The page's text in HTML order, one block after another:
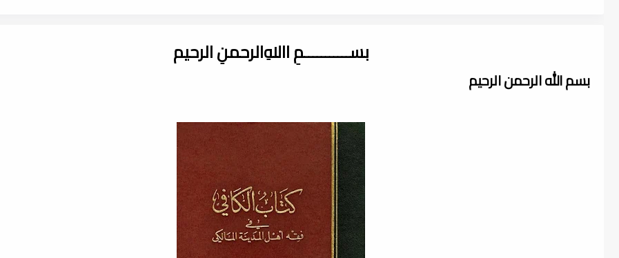
بســـــــــــمِ اﷲِالرحمنِ الرحيم
بسم الله الرحمن الرحيم